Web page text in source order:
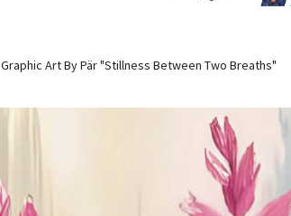
Graphic Art By Pär "Stillness Between Two Breaths"